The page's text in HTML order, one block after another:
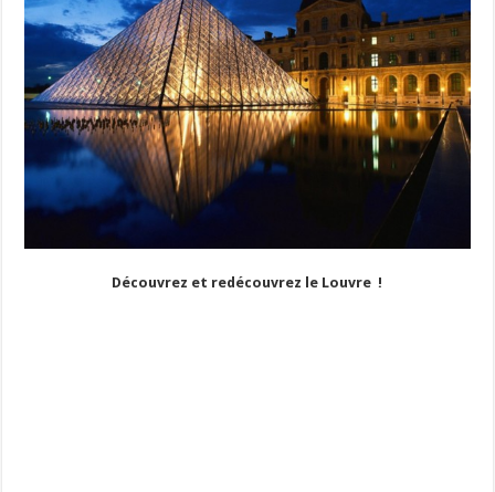
Découvrez et redécouvrez le Louvre !